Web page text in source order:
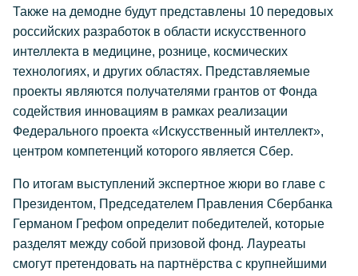
Также на демодне будут представлены 10 передовых
российских разработок в области искусственного
интеллекта в медицине, рознице, космических
технологиях, и других областях. Представляемые
проекты являются получателями грантов от Фонда
содействия инновациям в рамках реализации
Федерального проекта «Искусственный интеллект»,
центром компетенций которого является Сбер.
По итогам выступлений экспертное жюри во главе с
Президентом, Председателем Правления Сбербанка
Германом Грефом определит победителей, которые
разделят между собой призовой фонд. Лауреаты
смогут претендовать на партнёрства с крупнейшими